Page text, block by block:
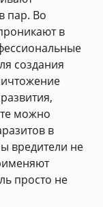
пар. Во
в
создания
можно
в
вредители не
просто не